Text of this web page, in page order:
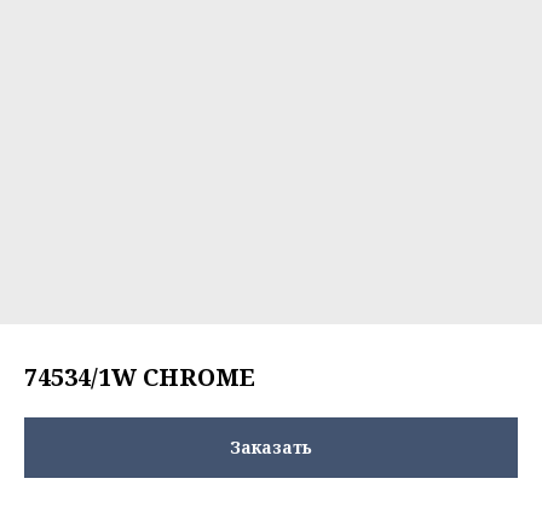
74534/1W CHROME
Заказать